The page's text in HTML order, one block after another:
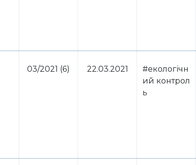
03/2021 (6) 22.03.2021
#екологічн
ий контрол
ь